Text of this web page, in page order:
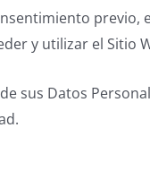
y utilizar el Sitio
sus Datos